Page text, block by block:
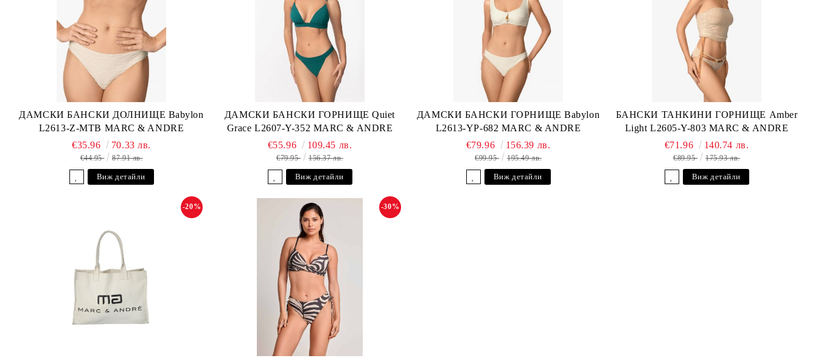
ДАМСКИ БАНСКИ ДОЛНИЩЕ Babylon
L2613-Z-MTB MARC & ANDRE
€35.96 70.33 лв.
€44.95 87.91 лв.
Виж детайли
ДАМСКИ БАНСКИ ГОРНИЩЕ Quiet
Grace L2607-Y-352 MARC & ANDRE
€55.96 109.45 лв.
€79.95 156.37 лв.
Виж детайли
ДАМСКИ БАНСКИ ГОРНИЩЕ Babylon
L2613-YP-682 MARC & ANDRE
€79.96 156.39 лв.
€99.95 195.49 лв.
Виж детайли
БАНСКИ ТАНКИНИ ГОРНИЩЕ Amber
Light L2605-Y-803 MARC & ANDRE
€71.96 140.74 лв.
€89.95 175.93 лв.
Виж детайли
-20% -30%